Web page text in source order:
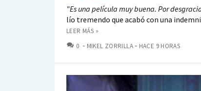
"Es una película muy buena. Por
lío tremendo que acabó con una
LEER MÁS »
0 COMENTARIOS
MIKEL ZORRILLA HACE 9 HORAS